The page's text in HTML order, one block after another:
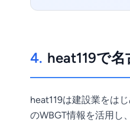
4. heat119で
heat119は建設業をは
のWBGT情報を活用し